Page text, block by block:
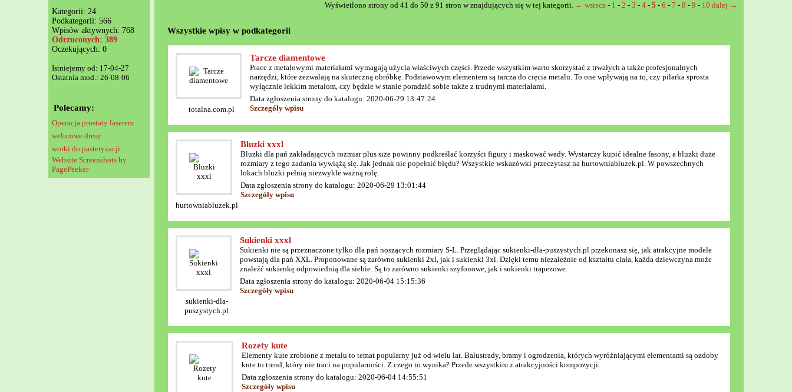
Kategorii: 24
Podkategorii: 566
Wpisów aktywnych: 768
Odrzuconych: 389
Oczekujących: 0
Istniejemy od: 17-04-27
Ostatnia mod.: 26-08-06
Polecamy:
Operacja prostaty laserem
welurowe dresy
worki do pasteryzacji
Website Screenshots by
PagePeeker
Wyświetlono strony od 41 do 50 z 91 stron w znajdujących się w tej kategorii. ← wstecz - 1 - 2 - 3 - 4 - 5 - 6 - 7 - 8 - 9 - 10 dalej →
Wszystkie wpisy w podkategorii
totalna.com.pl
Tarcze diamentowe
Prace z metalowymi materiałami wymagają użycia właściwych części. Przede wszystkim warto skorzystać z trwałych a także profesjonalnych
narzędzi, które zezwalają na skuteczną obróbkę. Podstawowym elementem są tarcza do cięcia metalu. To one wpływają na to, czy pilarka sprosta
wyłącznie lekkim metalom, czy będzie w stanie poradzić sobie także z trudnymi materiałami.
Data zgłoszenia strony do katalogu: 2020-06-29 13:47:24
Szczegóły wpisu
hurtowniabluzek.pl
Bluzki xxxl
Bluzki dla pań zakładających rozmiar plus size powinny podkreślać korzyści figury i maskować wady. Wystarczy kupić idealne fasony, a bluzki duże
rozmiary z tego zadania wywiążą się. Jak jednak nie popełnić błędu? Wszystkie wskazówki przeczytasz na hurtowniabluzek.pl. W powszechnych
lokach bluzki pełnią niezwykle ważną rolę.
Data zgłoszenia strony do katalogu: 2020-06-29 13:01:44
Szczegóły wpisu
sukienki-dla-
puszystych.pl
Sukienki xxxl
Sukienki nie są przeznaczone tylko dla pań noszących rozmiary S-L. Przeglądając sukienki-dla-puszystych.pl przekonasz się, jak atrakcyjne modele
powstają dla pań XXL. Proponowane są zarówno sukienki 2xl, jak i sukienki 3xl. Dzięki temu niezależnie od kształtu ciała, każda dziewczyna może
znaleźć sukienkę odpowiednią dla siebie. Są to zarówno sukienki szyfonowe, jak i sukienki trapezowe.
Data zgłoszenia strony do katalogu: 2020-06-04 15:15:36
Szczegóły wpisu
Rozety kute
Elementy kute zrobione z metalu to temat popularny już od wielu lat. Balustrady, bramy i ogrodzenia, których wyróżniającymi elementami są ozdoby
kute to trend, który nie traci na popularności. Z czego to wynika? Przede wszystkim z atrakcyjności kompozycji.
Data zgłoszenia strony do katalogu: 2020-06-04 14:55:51
Szczegóły wpisu